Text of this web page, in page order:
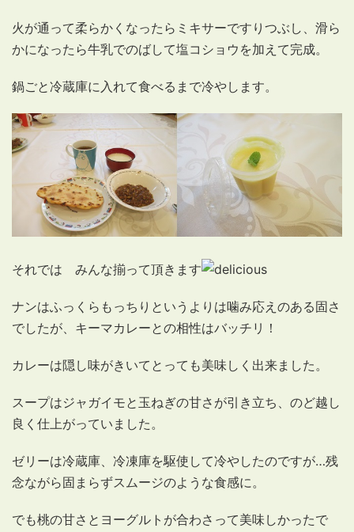
火が通って柔らかくなったらミキサーですりつぶし、滑ら
かになったら牛乳でのばして塩コショウを加えて完成。
鍋ごと冷蔵庫に入れて食べるまで冷やします。
それでは みんな揃って頂きます
ナンはふっくらもっちりというよりは噛み応えのある固さ
でしたが、キーマカレーとの相性はバッチリ！
カレーは隠し味がきいてとっても美味しく出来ました。
スープはジャガイモと玉ねぎの甘さが引き立ち、のど越し
良く仕上がっていました。
ゼリーは冷蔵庫、冷凍庫を駆使して冷やしたのですが…残
念ながら固まらずスムージのような食感に。
でも桃の甘さとヨーグルトが合わさって美味しかったで